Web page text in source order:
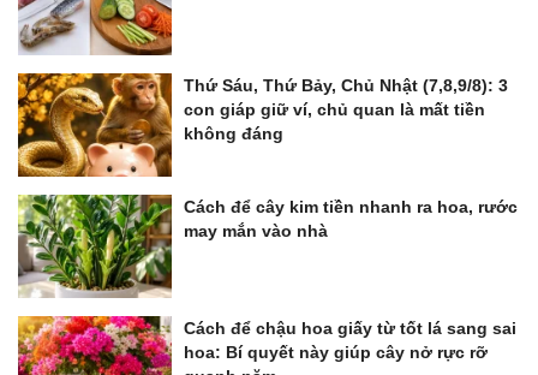
Thứ Sáu, Thứ Bảy, Chủ Nhật (7,8,9/8): 3
con giáp giữ ví, chủ quan là mất tiền
không đáng
Cách để cây kim tiền nhanh ra hoa, rước
may mắn vào nhà
Cách để chậu hoa giấy từ tốt lá sang sai
hoa: Bí quyết này giúp cây nở rực rỡ